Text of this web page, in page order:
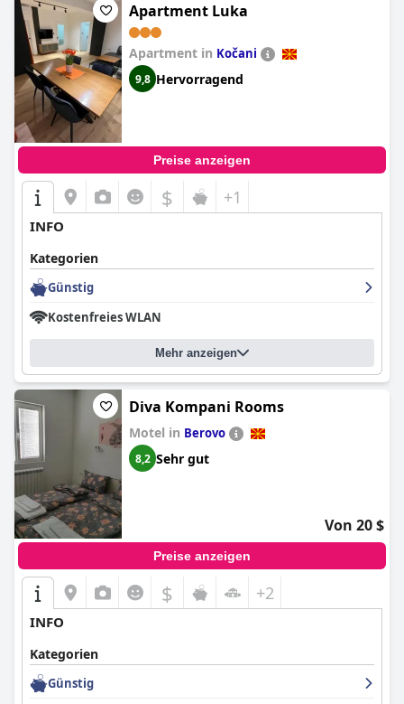
Apartment Luka
Apartment in Kočani
9,8 Hervorragend
Preise anzeigen
$ +1
INFO
Kategorien
Günstig
Kostenfreies WLAN
Mehr anzeigen
Diva Kompani Rooms
Motel in Berovo
8,2 Sehr gut
Von 20 $
Preise anzeigen
$ +2
INFO
Kategorien
Günstig